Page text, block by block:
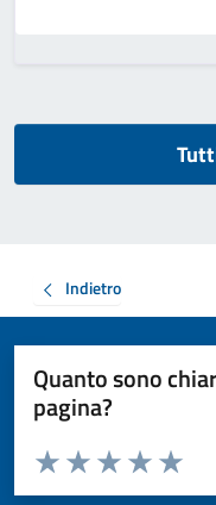
Indietro
Quanto sono
pagina?
Valuta da 1 a 5 stelle la
Valuta
Valuta 4
Valuta 3 stelle
Valuta 2 stelle su 5
Valuta 1 stelle su 5